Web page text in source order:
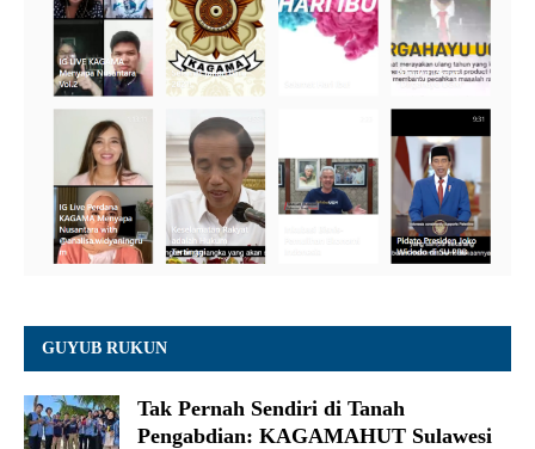
GUYUB RUKUN
Tak Pernah Sendiri di Tanah
Pengabdian: KAGAMAHUT Sulawesi